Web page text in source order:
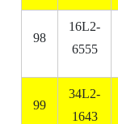
98
16L2-
6555
99
34L2-
1643